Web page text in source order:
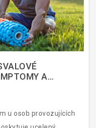
A
u osob provozujících